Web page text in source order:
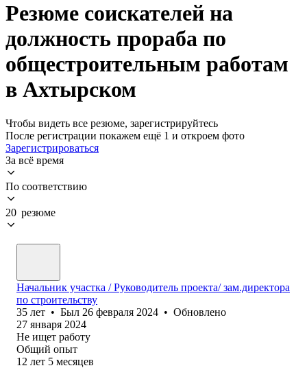
Резюме соискателей на
должность прораба по
общестроительным работам
в Ахтырском
Чтобы видеть все резюме, зарегистрируйтесь
После регистрации покажем ещё 1 и откроем фото
Зарегистрироваться
За всё время
По соответствию
20 резюме
Начальник участка / Руководитель проекта/ зам.директора
по строительству
35 лет • Был 26 февраля 2024 • Обновлено
27 января 2024
Не ищет работу
Общий опыт
12 лет 5 месяцев